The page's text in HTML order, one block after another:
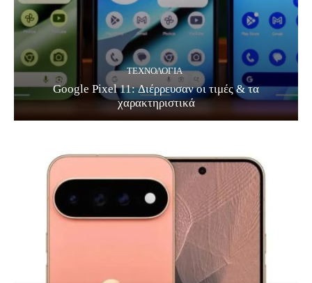
ΤΕΧΝΟΛΟΓΊΑ
Google Pixel 11: Διέρρευσαν οι τιμές & τα
χαρακτηριστικά